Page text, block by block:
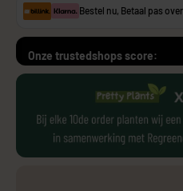
Bestel nu, Betaal pas
Onze trustedshops score: